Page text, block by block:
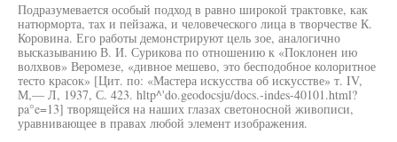
Подразумевается особый подход в равно широкой трактовке, как
натюрморта, тах и пейзажа, и человеческого лица в творчестве К.
Коровина. Его работы демонстрируют цель зое, аналогично
высказыванию В. И. Сурикова по отношению к «Поклонен ию
волхвов» Веромезе, «дивное мешево, это бесподобное колоритное
тесто красок» [Цит. по: «Мастера искусства об искусстве» т. IV,
М,— Л, 1937, С. 423. hltp^'do.geodocsju/docs.-indes-40101.html?
pa°e=13] творящейся на наших глазах светоносной живописи,
уравнивающее в правах любой элемент изображения.